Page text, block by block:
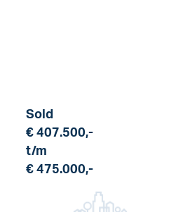
Sold
€ 407.500,-
t/m
€ 475.000,-